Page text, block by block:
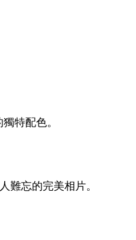
特配色。
難忘的完美相片。